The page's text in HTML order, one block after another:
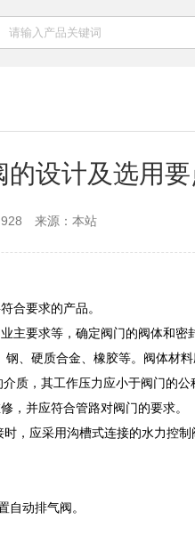
设计及选用要
来源：本站
合要求的产品。
主要求等，确定阀门的阀体和密
、硬质合金、橡胶等。阀体材料
质，其工作压力应小于阀门的公
，并应符合管路对阀门的要求。
，应采用沟槽式连接的水力控制
动排气阀。